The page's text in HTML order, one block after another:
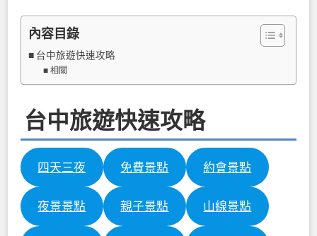
內容目錄
台中旅遊快速攻略
相關
台中旅遊快速攻略
四天三夜 免費景點 約會景點
夜景景點 親子景點 山線景點